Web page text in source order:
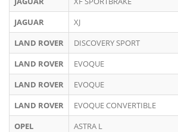
JAGUAR
XJ
LAND ROVER
DISCOVERY SPORT
LAND ROVER
EVOQUE
LAND ROVER
EVOQUE
LAND ROVER
EVOQUE CONVERTIBLE
OPEL
ASTRA L